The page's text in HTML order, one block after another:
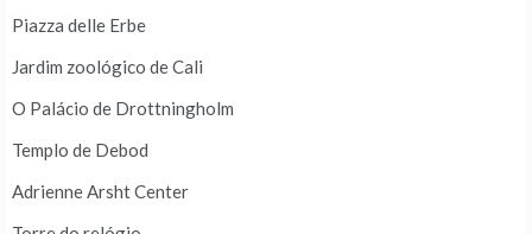
Piazza delle Erbe
Jardim zoológico de Cali
O Palácio de Drottningholm
Templo de Debod
Adrienne Arsht Center